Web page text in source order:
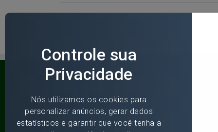
É uma Organização da Sociedade Civil que recebe
crianças, adolescentes e jovens de 6 a 18 anos do